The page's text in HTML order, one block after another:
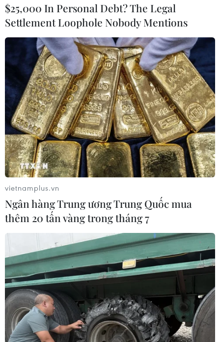
Diễn biến vụ thao túng thị
trường chứng khoán của ông Trịnh Văn
Quyết
30/03/2022 00:21
Ngày 29/3, ông Trịnh Văn Quyết, Chủ tịch Tập đoàn
FLC, đã bị bắt về tội "Thao túng thị trường chứng
khoán," quy định tại Điều 211 Bộ luật Hình sự.
Vụ Trịnh văn Quyết: Cục Hàng không họp
khẩn với Bamboo Airways
31/03/2022 01:24
$25,000 In Personal Debt? The Legal
Settlement Loophole Nobody Mentions
vietnamplus.vn
Ngân hàng Trung ương Trung Quốc mua
thêm 20 tấn vàng trong tháng 7